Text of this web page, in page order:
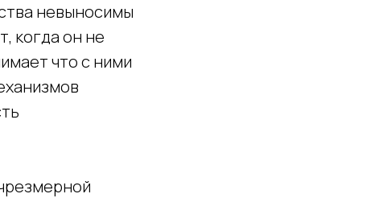
невыносимы
когда он не
что с ними